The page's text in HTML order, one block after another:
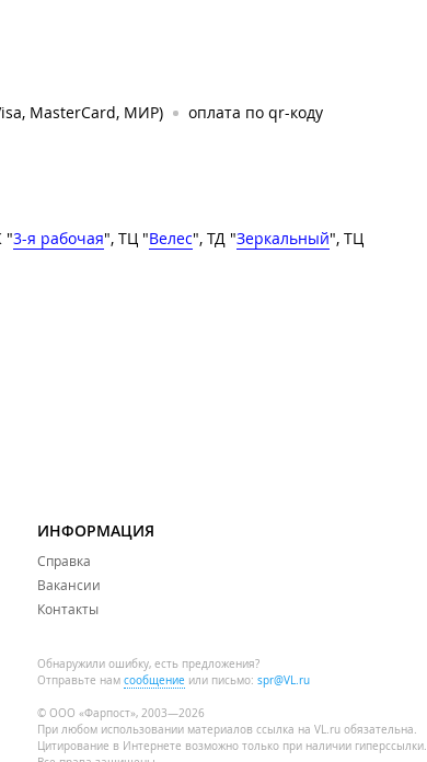
MasterCard, МИР) оплата по qr-коду
"3-я рабочая", ТЦ "Велес", ТД "Зеркальный", ТЦ
ИНФОРМАЦИЯ
Справка
Вакансии
Контакты
Обнаружили ошибку, есть предложения?
Отправьте нам сообщение или письмо: spr@VL.ru
© ООО «Фарпост», 2003—2026
При любом использовании материалов ссылка на VL.ru обязательна.
Цитирование в Интернете возможно только при наличии гиперссылки.